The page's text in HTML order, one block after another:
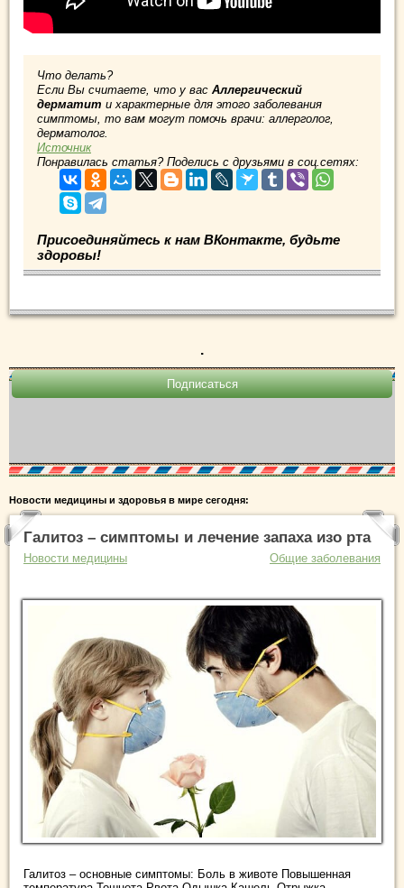
Что делать?
Если Вы считаете, что у вас Аллергический
дерматит и характерные для этого заболевания
симптомы, то вам могут помочь врачи: аллерголог,
дерматолог.
Источник
Понравилась статья? Поделись с друзьями в соц.сетях:
Присоединяйтесь к нам ВКонтакте, будьте
здоровы!
.
Новости медицины и здоровья в мире сегодня:
Галитоз – симптомы и лечение запаха изо рта
Новости медицины Общие заболевания
Галитоз – основные симптомы: Боль в животе Повышенная